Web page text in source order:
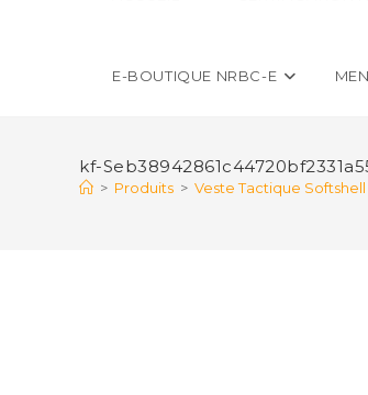
E-BOUTIQUE NRBC-E
kf-
> Produits > Veste Tactique